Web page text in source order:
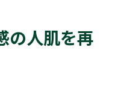
の人肌を再